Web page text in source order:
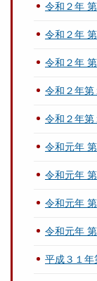
令和２年
令和２年
令和２年
令和２年
令和２年
令和元年
令和元年
令和元年
令和元年
平成３１年